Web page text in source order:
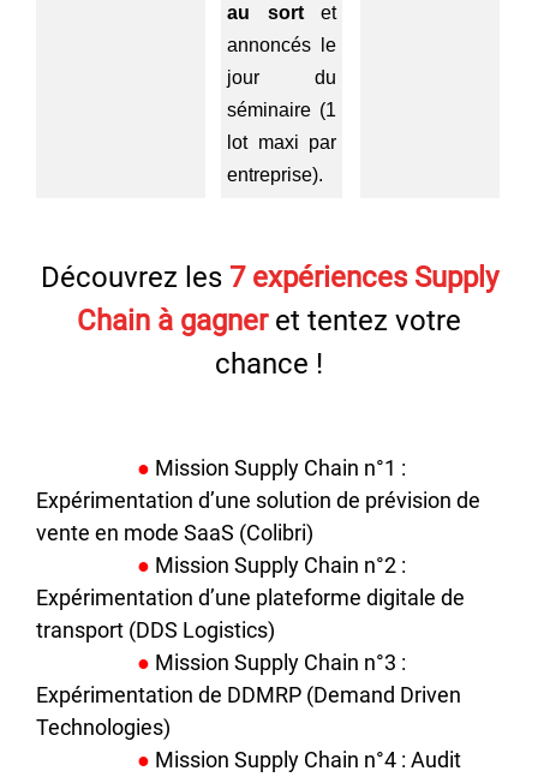
au sortet
annoncés le
jour du
séminaire (1
lot maxi par
entreprise).
Découvrez les 7 expériences Supply
Chain à gagneret tentez votre
chance !
● Mission Supply Chain n°1 :
Expérimentation d’une solution de prévision de
vente en mode SaaS (Colibri)
● Mission Supply Chain n°2 :
Expérimentation d’une plateforme digitale de
transport (DDS Logistics)
● Mission Supply Chain n°3 :
Expérimentation de DDMRP (Demand Driven
Technologies)
● Mission Supply Chain n°4 : Audit